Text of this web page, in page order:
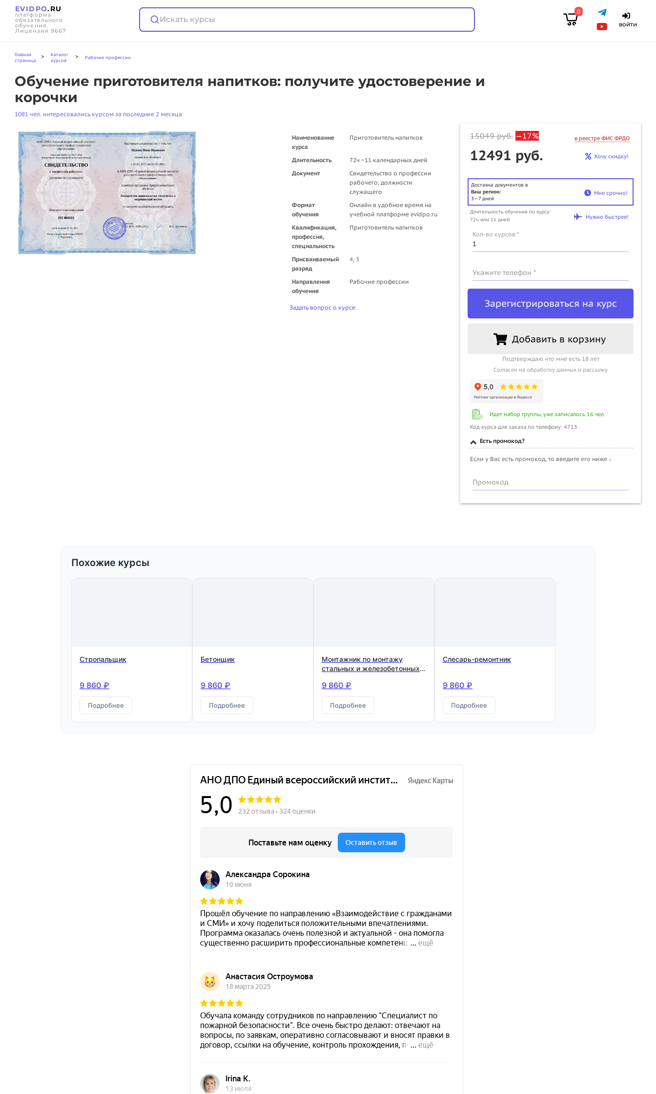
EVIDPO.RU
платформа
обязательного
обучения.
Лицензия 9667
Искать курсы
0
войти
Главная
страница
>
Каталог
курсов
> Рабочие профессии
Обучение приготовителя напитков: получите удостоверение и
корочки
1081 чел. интересовались курсом за последние 2 месяца
Наименование
курса
Приготовитель напитков
Длительность
72ч ~11 календарных дней
Документ
Свидетельство о профессии
рабочего, должности
служащего
Формат
обучения
Онлайн в удобное время на
учебной платформе evidpo.ru
Квалификация,
профессия,
специальность
Приготовитель напитков
Присваиваемый
разряд
4, 3
Направления
обучения
Рабочие профессии
Задать вопрос о курсе
15049руб. —17% в реестре ФИС ФРДО
12491 руб. Хочу скидку!
Доставка документов в
Ваш регион:
3—7 дней
Мне срочно!
Длительность обучения по курсу:
72ч или 11 дней
Нужно быстрее!
Кол-во курсов *
Укажите телефон *
Зарегистрироваться на курс
Добавить в корзину
Подтверждаю что мне есть 18 лет
Согласен на обработку данных и рассылку
Идет набор группы, уже записалось 16 чел.
Код курса для заказа по телефону: 4713
Есть промокод?
Если у Вас есть промокод, то введите его ниже ↓
Промокод
Похожие курсы
Стропальщик
9 860 ₽
Подробнее
Бетонщик
9 860 ₽
Подробнее
Монтажник по монтажу
стальных и железобетонных
9 860 ₽
Подробнее
Слесарь-ремонтник
9 860 ₽
Подробнее